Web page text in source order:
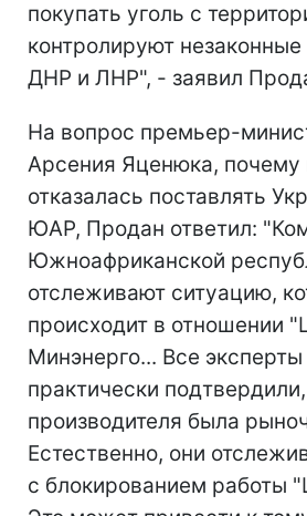
покупать уголь с
контролируют
ДНР и ЛНР", - заявил
На вопрос премьер-
Арсения Яценюка, почему
отказалась поставлять
ЮАР, Продан ответил:
Южноафриканской
отслеживают ситуацию,
происходит в отношении
Минэнерго... Все
практически
производителя была
Естественно, они
с блокированием работы